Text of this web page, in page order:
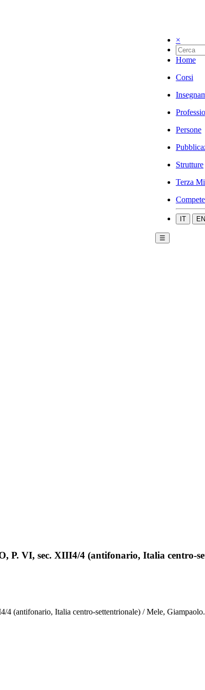
×
Home
Corsi
Persone
Strutture
Terza
IT EN
☰
P. VI, sec. XIII4/4 (antifonario, Italia centro-
(antifonario, Italia centro-settentrionale) / Mele,